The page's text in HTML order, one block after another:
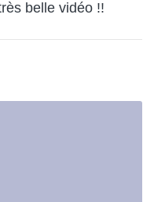
belle vidéo !!